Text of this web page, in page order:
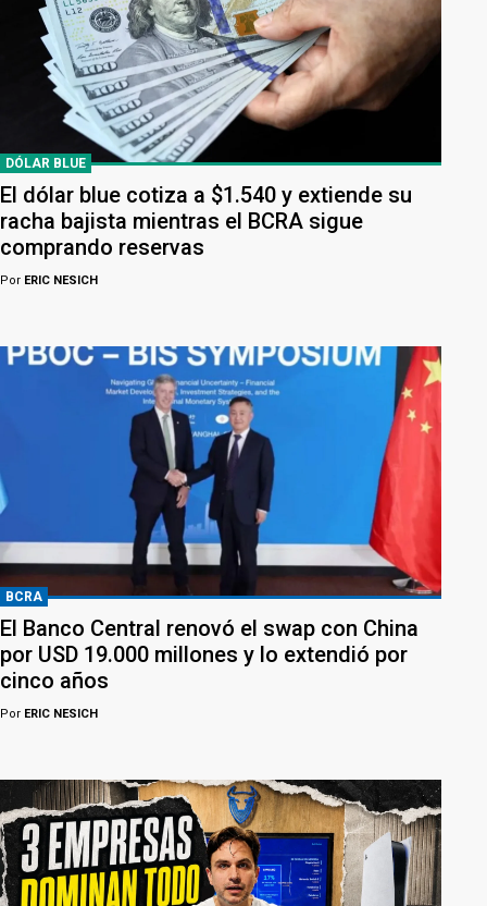
DÓLAR BLUE
El dólar blue cotiza a $1.540 y extiende su
racha bajista mientras el BCRA sigue
comprando reservas
Por ERIC NESICH
BCRA
El Banco Central renovó el swap con China
por USD 19.000 millones y lo extendió por
cinco años
Por ERIC NESICH